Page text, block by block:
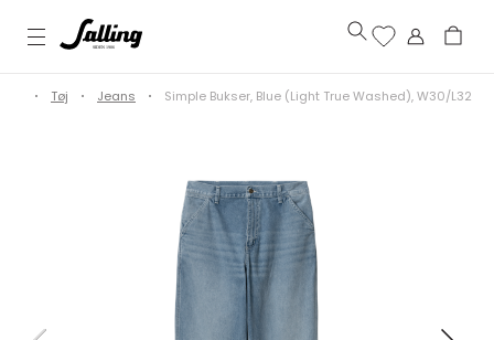
Tøj Jeans Simple Bukser, Blue (Light True Washed), W30/L32